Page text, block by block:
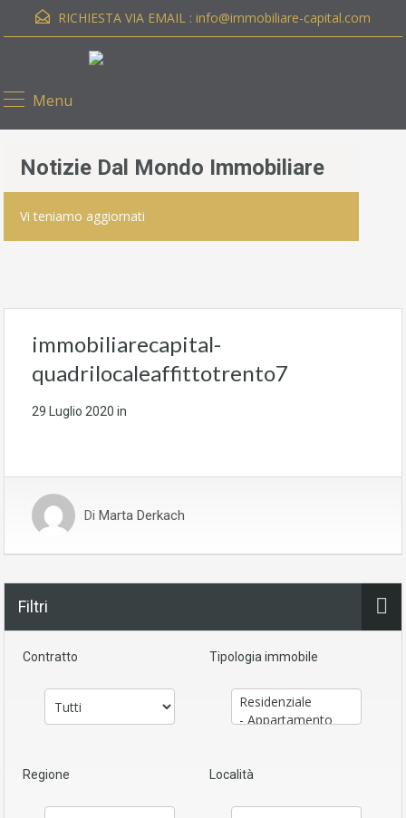
RICHIESTA VIA EMAIL : info@immobiliare-capital.com
Menu
Notizie Dal Mondo Immobiliare
Vi teniamo aggiornati
immobiliarecapital-
quadrilocaleaffittotrento7
29 Luglio 2020 in
Di Marta Derkach
Filtri
Contratto Tipologia immobile
Regione Località